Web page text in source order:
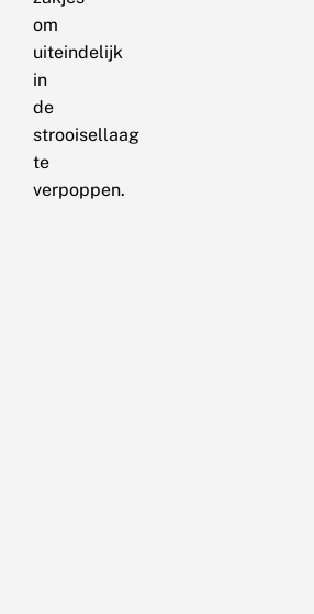
om
uiteindelijk
in
de
strooisellaag
te
verpoppen.